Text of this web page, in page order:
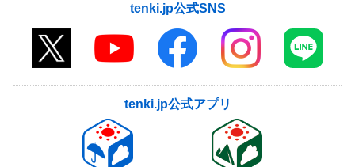
tenki.jp公式SNS
tenki.jp公式アプリ